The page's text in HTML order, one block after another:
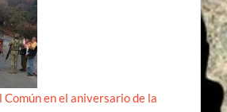
Común en el aniversario de la